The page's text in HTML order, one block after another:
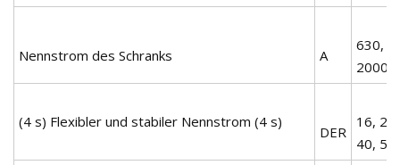
Nennstrom des Schranks A
630,
2000,
(4 s) Flexibler und stabiler Nennstrom (4 s)
DER
16,
40, 50